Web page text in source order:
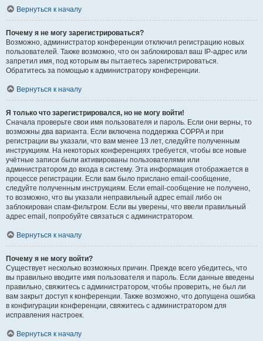
Вернуться к началу
Почему я не могу зарегистрироваться?
Возможно, администратор конференции отключил регистрацию новых
пользователей. Также возможно, что он заблокировал ваш IP-адрес или
запретил имя, под которым вы пытаетесь зарегистрироваться.
Обратитесь за помощью к администратору конференции.
Вернуться к началу
Я только что зарегистрировался, но не могу войти!
Сначала проверьте свои имя пользователя и пароль. Если они верны, то
возможны два варианта. Если включена поддержка COPPA и при
регистрации вы указали, что вам менее 13 лет, следуйте полученным
инструкциям. На некоторых конференциях требуется, чтобы все новые
учётные записи были активированы пользователями или
администратором до входа в систему. Эта информация отображается в
процессе регистрации. Если вам было прислано email-сообщение,
следуйте полученным инструкциям. Если email-сообщение не получено,
то возможно, что вы указали неправильный адрес email либо он
заблокирован спам-фильтром. Если вы уверены, что ввели правильный
адрес email, попробуйте связаться с администратором.
Вернуться к началу
Почему я не могу войти?
Существует несколько возможных причин. Прежде всего убедитесь, что
вы правильно вводите имя пользователя и пароль. Если данные введены
правильно, свяжитесь с администратором, чтобы проверить, не был ли
вам закрыт доступ к конференции. Также возможно, что допущена ошибка
в конфигурации конференции, свяжитесь с администратором для
исправления настроек.
Вернуться к началу